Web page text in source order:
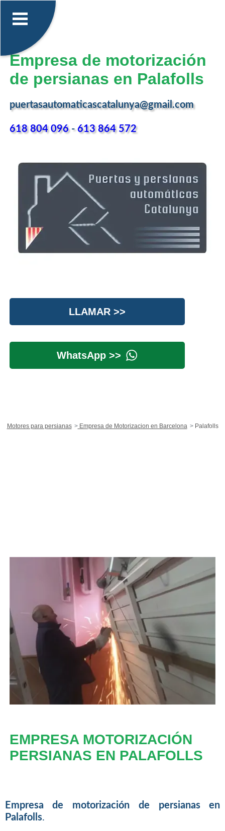
Empresa de motorización
de persianas en Palafolls
puertasautomaticascatalunya@gmail.com
618 804 096-613 864 572
LLAMAR >>
WhatsApp >>
Motores para persianas Empresa de Motorizacion en Barcelona Palafolls
EMPRESA MOTORIZACIÓN
PERSIANAS EN PALAFOLLS
Empresa de motorización de persianas en
Palafolls.